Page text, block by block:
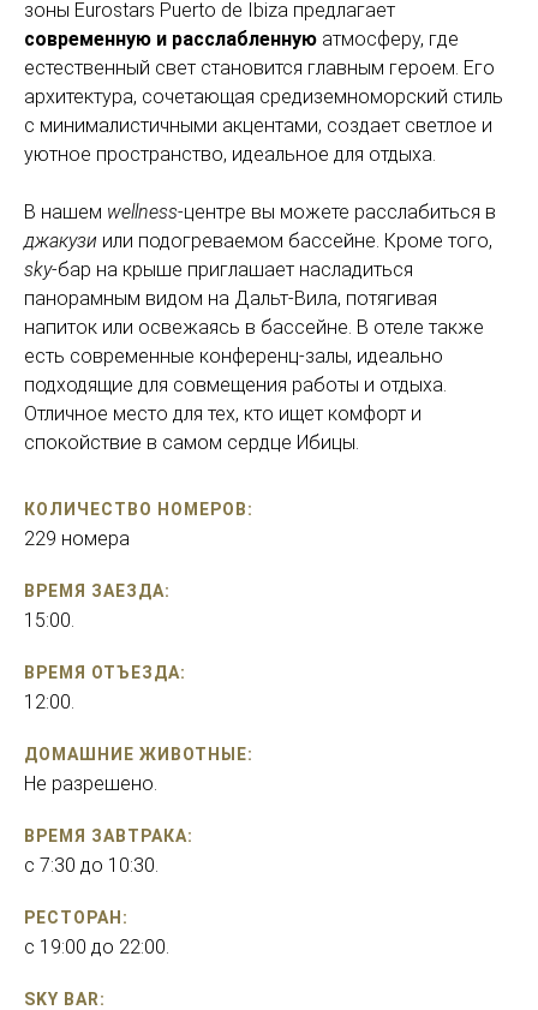
зоны Eurostars Puerto de Ibiza предлагает
современную и расслабленную атмосферу, где
естественный свет становится главным героем. Его
архитектура, сочетающая средиземноморский стиль
с минималистичными акцентами, создает светлое и
уютное пространство, идеальное для отдыха.
В нашем wellness-центре вы можете расслабиться в
джакузи или подогреваемом бассейне. Кроме того,
sky-бар на крыше приглашает насладиться
панорамным видом на Дальт-Вила, потягивая
напиток или освежаясь в бассейне. В отеле также
есть современные конференц-залы, идеально
подходящие для совмещения работы и отдыха.
Отличное место для тех, кто ищет комфорт и
спокойствие в самом сердце Ибицы.
КОЛИЧЕСТВО НОМЕРОВ:
229 номера
ВРЕМЯ ЗАЕЗДА:
15:00.
ВРЕМЯ ОТЪЕЗДА:
12:00.
ДОМАШНИЕ ЖИВОТНЫЕ:
Не разрешено.
ВРЕМЯ ЗАВТРАКА:
с 7:30 до 10:30.
РЕСТОРАН:
с 19:00 до 22:00.
SKY BAR: